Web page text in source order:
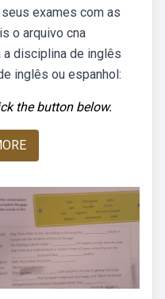
exames com as
o arquivo cna
disciplina de inglês
inglês ou espanhol:
the button below.